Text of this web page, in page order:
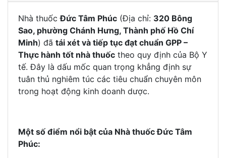
Nhà thuốcĐức Tâm Phúc (Địa chỉ: 320 Bông
Sao, phường Chánh Hưng, Thành phố Hồ Chí
Minh) đã tái xét và tiếp tục đạt chuẩn GPP –
Thực hành tốt nhà thuốc theo quy định của Bộ Y
tế. Đây là dấu mốc quan trọng khẳng định sự
tuân thủ nghiêm túc các tiêu chuẩn chuyên môn
trong hoạt động kinh doanh dược.
Một số điểm nổi bật của Nhà thuốc Đức Tâm
Phúc: